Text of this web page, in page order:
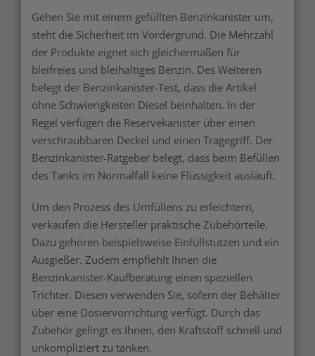
Gehen Sie mit einem gefüllten Benzinkanister um,
steht die Sicherheit im Vordergrund. Die Mehrzahl
der Produkte eignet sich gleichermaßen für
bleifreies und bleihaltiges Benzin. Des Weiteren
belegt der Benzinkanister-Test, dass die Artikel
ohne Schwierigkeiten Diesel beinhalten. In der
Regel verfügen die Reservekanister über einen
verschraubbaren Deckel und einen Tragegriff. Der
Benzinkanister-Ratgeber belegt, dass beim Befüllen
des Tanks im Normalfall keine Flüssigkeit ausläuft.
Um den Prozess des Umfüllens zu erleichtern,
verkaufen die Hersteller praktische Zubehörteile.
Dazu gehören beispielsweise Einfüllstutzen und ein
Ausgießer. Zudem empfiehlt Ihnen die
Benzinkanister-Kaufberatung einen speziellen
Trichter. Diesen verwenden Sie, sofern der Behälter
über eine Dosiervorrichtung verfügt. Durch das
Zubehör gelingt es Ihnen, den Kraftstoff schnell und
unkompliziert zu tanken.